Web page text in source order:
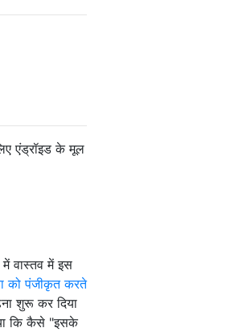
एंड्रॉइड के मूल
वास्तव में इस
को पंजीकृत करते
शुरू कर दिया
कि कैसे "इसके